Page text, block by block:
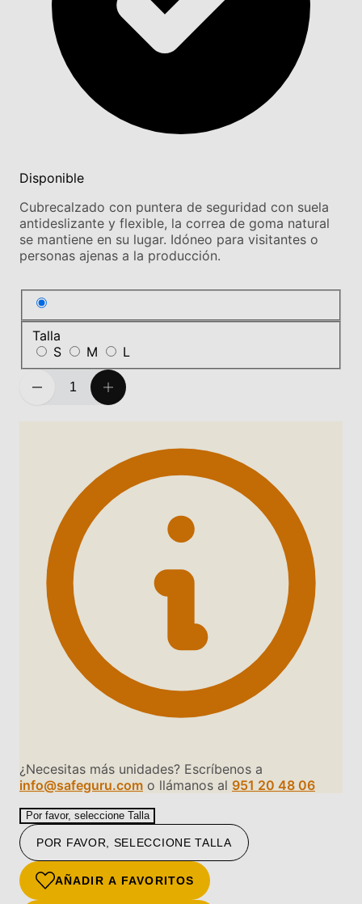
Disponible
Cubrecalzado con puntera de seguridad con suela
antideslizante y flexible, la correa de goma natural
se mantiene en su lugar. Idóneo para visitantes o
personas ajenas a la producción.
Talla
S
M L
¿Necesitas más unidades? Escríbenos a
info@safeguru.com o llámanos al 951 20 48 06
Por favor, seleccione Talla
POR FAVOR, SELECCIONE TALLA
AÑADIR A FAVORITOS